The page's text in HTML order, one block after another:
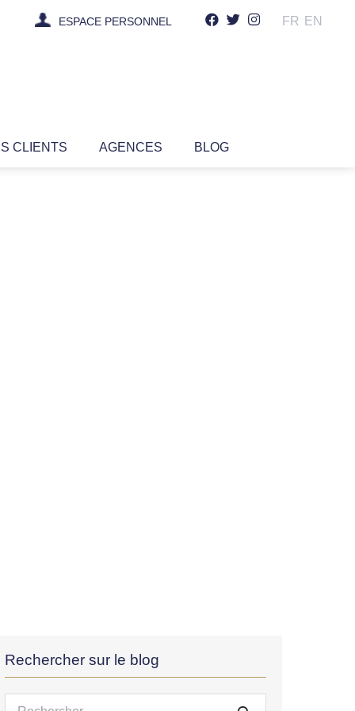
ESPACE PERSONNEL FR EN
CLIENTS AGENCES BLOG
Rechercher sur le blog
Recherche